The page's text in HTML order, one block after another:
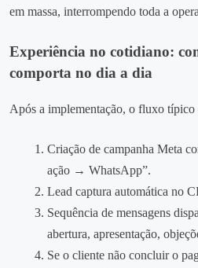
em massa, interrompendo toda a
Experiência no cotidiano:
comporta no dia a dia
Após a implementação, o fluxo típico
Criação de campanha Meta
ação → WhatsApp”.
Lead captura automática no
Sequência de mensagens
abertura, apresentação,
Se o cliente não concluir o